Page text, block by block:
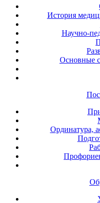
История
Научно-
Основные
Ординатура,